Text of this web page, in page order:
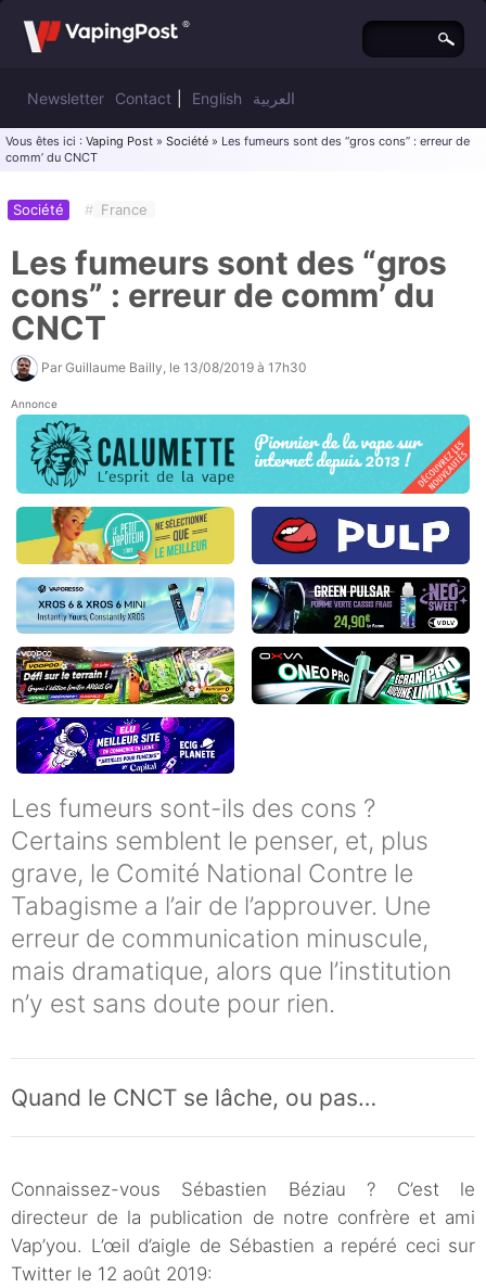
Newsletter Contact English العربية
Vous êtes ici : Vaping Post » Société » Les fumeurs sont des “gros cons” : erreur de
comm’ du CNCT
Société # France
Les fumeurs sont des “gros
cons” : erreur de comm’ du
CNCT
Par Guillaume Bailly , le 13/08/2019 à 17h30
Annonce
Les fumeurs sont-ils des cons ?
Certains semblent le penser, et, plus
grave, le Comité National Contre le
Tabagisme a l’air de l’approuver. Une
erreur de communication minuscule,
mais dramatique, alors que l’institution
n’y est sans doute pour rien.
Quand le CNCT se lâche, ou pas…
Connaissez-vous Sébastien Béziau ? C’est le
directeur de la publication de notre confrère et ami
Vap’you. L’œil d’aigle de Sébastien a repéré ceci sur
Twitter le 12 août 2019: